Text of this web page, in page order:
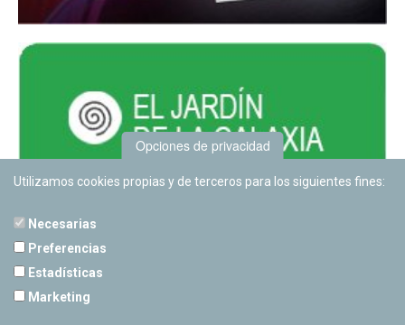
Opciones de privacidad
Utilizamos cookies propias y de terceros para los siguientes fines:
Necesarias
Preferencias
Estadísticas
Marketing